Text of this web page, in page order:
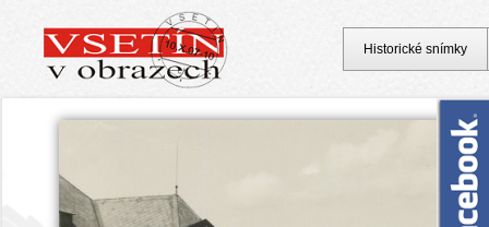
Historické snímky